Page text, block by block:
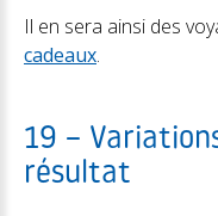
Il en sera ainsi des
cadeaux.
19 –
résultat